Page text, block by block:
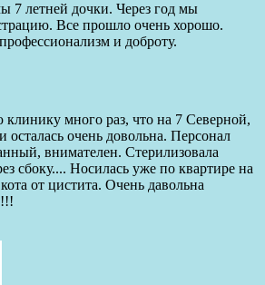
7 летней дочки. Через год мы
Все прошло очень хорошо.
и доброту.
много раз, что на 7 Северной,
осталась очень довольна. Персонал
внимателен. Стерилизовала
сбоку.... Носилась уже по квартире на
от цистита. Очень давольна